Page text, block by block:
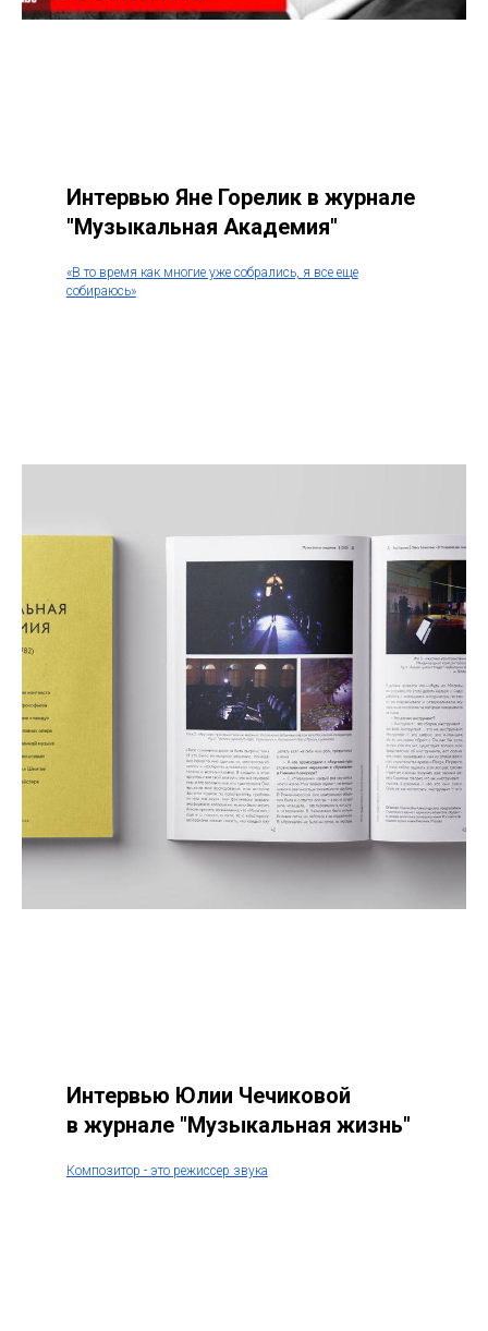
Интервью Яне Горелик в журнале
"Музыкальная Академия"
«В то время как многие уже собрались, я все еще
собираюсь»
Интервью Юлии Чечиковой
в журнале "Музыкальная жизнь"
Композитор - это режиссер звука